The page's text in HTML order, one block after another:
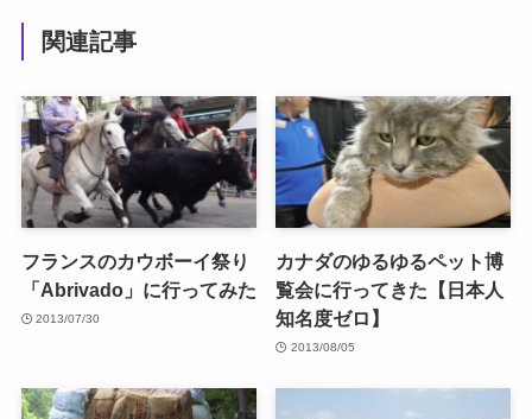
関連記事
フランスのカウボーイ祭り
「Abrivado」に行ってみた
2013/07/30
カナダのゆるゆるペット博
覧会に行ってきた【日本人
知名度ゼロ】
2013/08/05